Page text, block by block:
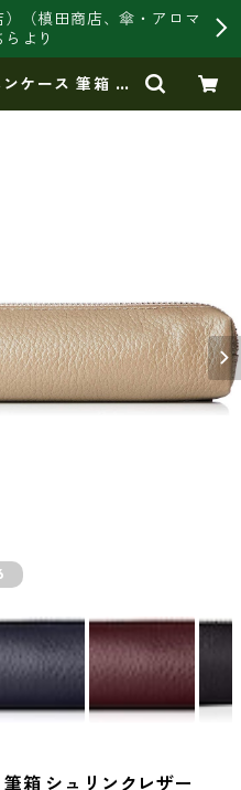
（槙田商店、傘・アロマ
より
ケース 筆箱 シ
筆箱 シュリンクレザー